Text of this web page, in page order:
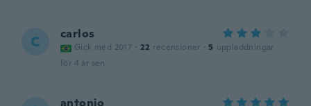
C carlos
Gick med 2017 · 22 recensioner · 5 uppladdningar
för 4 år sen
antonio